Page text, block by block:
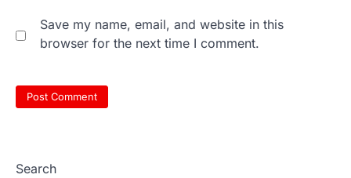
Save my name, email, and website in this
browser for the next time I comment.
Search